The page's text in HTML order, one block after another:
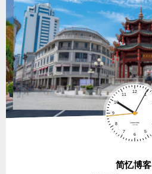
简忆博客